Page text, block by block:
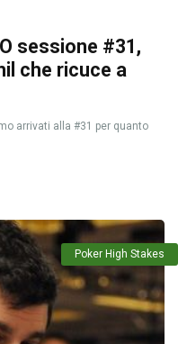
sessione #31,
che ricuce a
arrivati alla #31 per quanto
Poker High Stakes